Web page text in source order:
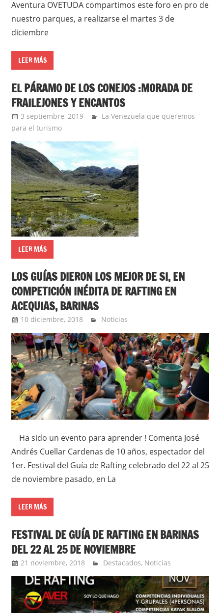
Aventura OVETUDA compartimos este foro en pro de
nuestro parques, a realizarse el martes 3 de
diciembre
LEER MÁS
EL PÁRAMO DE LOS CONEJOS :MORADA DE
FRAILEJONES Y ENCANTOS
3 septiembre, 2019 admin
La Venezuela que queremos
para el turismo
LEER MÁS
LOS GUÍAS DIERON LOS MEJOR DE SI, EN
COMPETICIÓN INÉDITA DE RAFTING EN
ACEQUIAS, BARINAS
10 diciembre, 2018 admin
Noticias
Ha sido un evento para aprender ! Comenta José
Andrés Cuellar Cardenas de 10 años, espectador del
1er. Festival del Guía de Rafting celebrado del 22 al 25
de noviembre pasado, en La
LEER MÁS
FESTIVAL DE GUÍA DE RAFTING EN BARINAS
DEL 22 AL 25 DE NOVIEMBRE
21 noviembre, 2018 admin
Destacados, Noticias